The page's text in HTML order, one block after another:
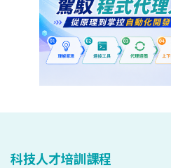
科技人才培訓課程